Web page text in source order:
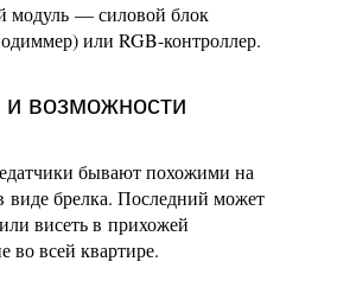
модуль — силовой блок
или RGB-контроллер.
возможности
бывают похожими на
виде брелка. Последний может
висеть в прихожей
во всей квартире.